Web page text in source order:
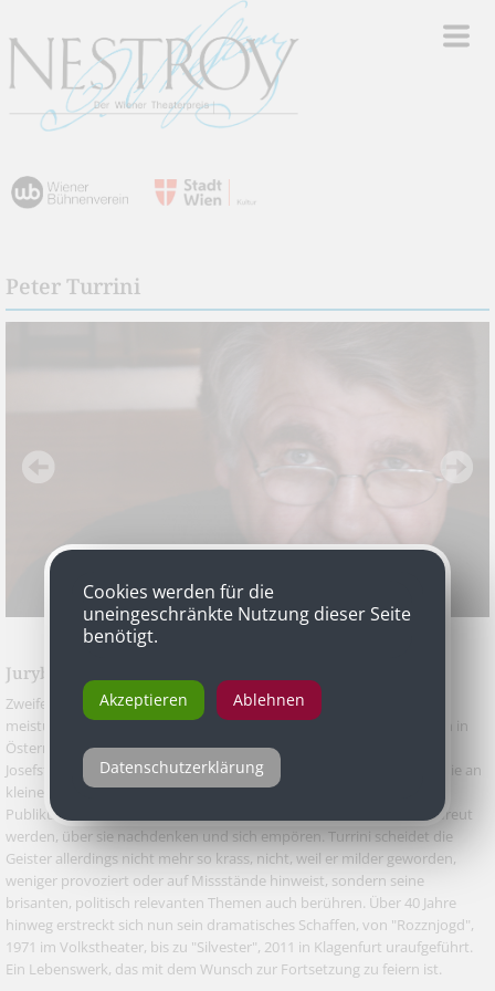
Peter Turrini
Jurybegründung
Zweifellos zählt Peter Turrini zu den meistgespielten und auch
meistübersetzten österreichischen Dramatikern. Seine Stücke lösten in
Österreich Skandale aus, wurden ebenso im Burgtheater, in der
Josefstadt, im Volkstheater und in den Landestheatern aufgeführt wie an
kleineren Bühnen. Noch ist die Quelle keineswegs versiegt und das
Publikum kann von seinen Dramen immer neu beeindruckt und erfreut
werden, über sie nachdenken und sich empören. Turrini scheidet die
Geister allerdings nicht mehr so krass, nicht, weil er milder geworden,
weniger provoziert oder auf Missstände hinweist, sondern seine
brisanten, politisch relevanten Themen auch berühren. Über 40 Jahre
hinweg erstreckt sich nun sein dramatisches Schaffen, von "Rozznjogd",
1971 im Volkstheater, bis zu "Silvester", 2011 in Klagenfurt uraufgeführt.
Ein Lebenswerk, das mit dem Wunsch zur Fortsetzung zu feiern ist.
Cookies werden für die
uneingeschränkte Nutzung dieser Seite
benötigt.
Akzeptieren Ablehnen
Datenschutzerklärung